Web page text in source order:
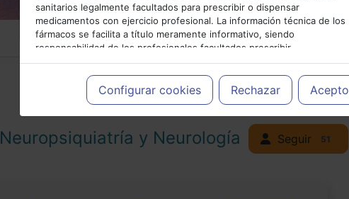
Cancelar
sanitarios legalmente facultados para prescribir o dispensar
medicamentos con ejercicio profesional. La información técnica de los
fármacos se facilita a título meramente informativo, siendo
responsabilidad de los profesionales facultados prescribir
medicamentos y decidir, en cada caso concreto, el tratamiento más
adecuado a las necesidades del paciente.
Configurar cookies Rechazar Acepto
PUBLICIDAD
Neuropsiquiatría y Neurología Seguir 51